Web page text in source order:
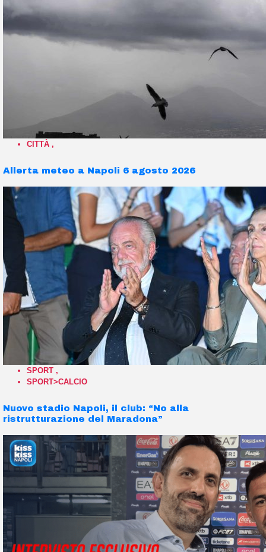
CITTÀ ,
Allerta meteo a Napoli 6 agosto 2026
SPORT ,
SPORT>CALCIO
Nuovo stadio Napoli, il club: “No alla
ristrutturazione del Maradona”